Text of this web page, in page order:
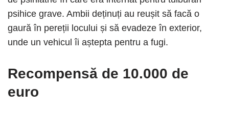
psihice grave. Ambii deținuți au reușit să facă o
gaură în pereții locului și să evadeze în exterior,
unde un vehicul îi aștepta pentru a fugi.
Recompensă de 10.000 de
euro